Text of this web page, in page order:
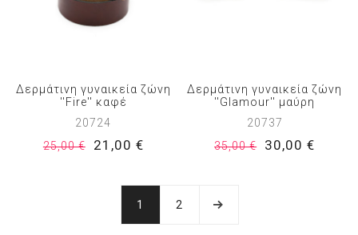
Δερμάτινη γυναικεία ζώνη
''Fire'' καφέ
20724
25,00 €
21,00 €
Δερμάτινη γυναικεία ζώνη
''Glamour'' μαύρη
20737
35,00 €
30,00 €
1 2